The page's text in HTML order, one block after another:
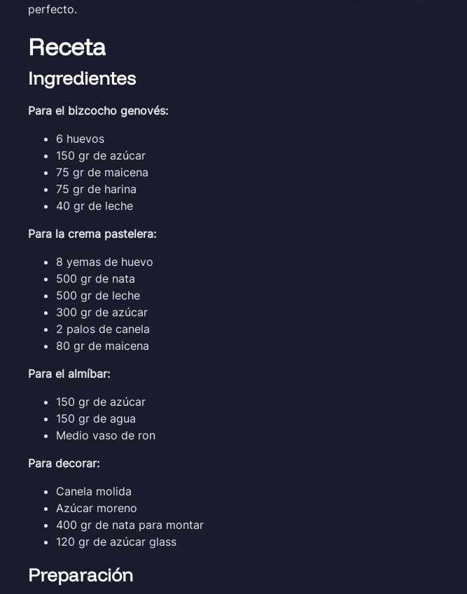
perfecto.
Receta
Ingredientes
Para el bizcocho genovés:
6 huevos
150 gr de azúcar
75 gr de maicena
75 gr de harina
40 gr de leche
Para la crema pastelera:
8 yemas de huevo
500 gr de nata
500 gr de leche
300 gr de azúcar
2 palos de canela
80 gr de maicena
Para el almíbar:
150 gr de azúcar
150 gr de agua
Medio vaso de ron
Para decorar:
Canela molida
Azúcar moreno
400 gr de nata para montar
120 gr de azúcar glass
Preparación